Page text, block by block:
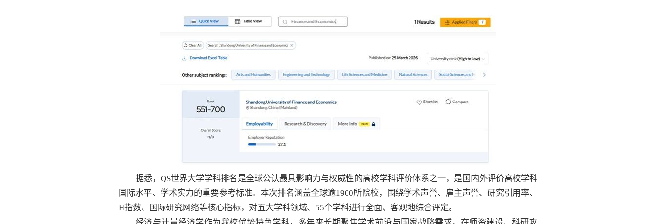
据悉，QS世界大学学科排名是全球公认最具影响力与权威性的高校学科评价体系之一，是国内外评价高校学科
国际水平、学术实力的重要参考标准。本次排名涵盖全球逾1900所院校，围绕学术声誉、雇主声誉、研究引用率、
H指数、国际研究网络等核心指标，对五大学科领域、55个学科进行全面、客观地综合评定。